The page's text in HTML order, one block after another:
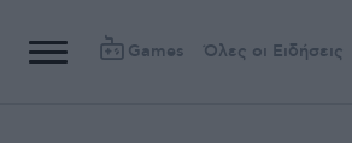
Games Όλες οι Ειδήσεις